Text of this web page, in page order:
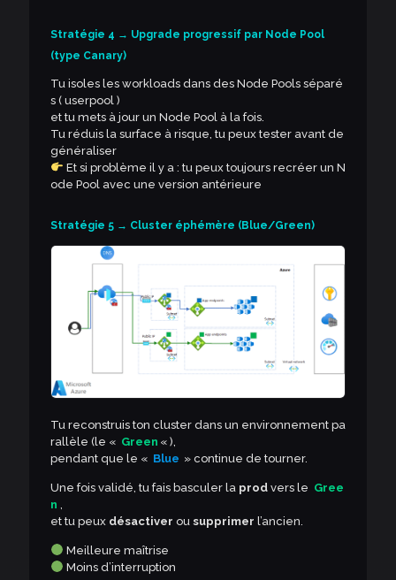
Stratégie 4 → Upgrade progressif par Node Pool
(type Canary)
Tu isoles les workloads dans des Node Pools séparé
s ( userpool )
et tu mets à jour un Node Pool à la fois.
Tu réduis la surface à risque, tu peux tester avant de
généraliser
Et si problème il y a : tu peux toujours recréer un N
ode Pool avec une version antérieure
Stratégie 5 → Cluster éphémère (Blue/Green)
Tu reconstruis ton cluster dans un environnement pa
rallèle (le « Green « ),
pendant que le « Blue » continue de tourner.
Une fois validé, tu fais basculer la prod vers le Gree
n
et tu peux désactiver ou supprimer l’ancien.
Meilleure maîtrise
Moins d’interruption